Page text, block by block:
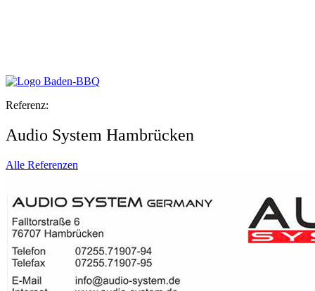
Referenz:
Audio System Hambrücken
Alle Referenzen